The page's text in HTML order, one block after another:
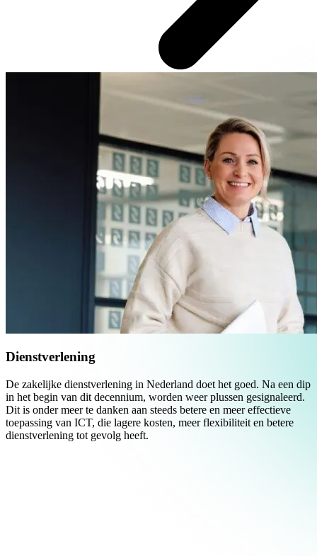
Dienstverlening
De zakelijke dienstverlening in Nederland doet het goed. Na een dip
in het begin van dit decennium, worden weer plussen gesignaleerd.
Dit is onder meer te danken aan steeds betere en meer effectieve
toepassing van ICT, die lagere kosten, meer flexibiliteit en betere
dienstverlening tot gevolg heeft.